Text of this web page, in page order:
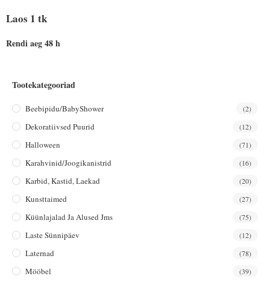
Laos 1 tk
Rendi aeg 48 h
Tootekategooriad
Beebipidu/BabyShower (2)
Dekoratiivsed Puurid (12)
Halloween (71)
Karahvinid/joogikanistrid (16)
Karbid, Kastid, Laekad (20)
Kunsttaimed (27)
Küünlajalad Ja Alused Jms (75)
Laste Sünnipäev (12)
Laternad (78)
Mööbel (39)